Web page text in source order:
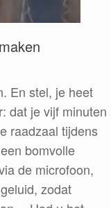
En stel, je heet
dat je vijf minuten
raadzaal tijdens
bomvolle
de microfoon,
zodat